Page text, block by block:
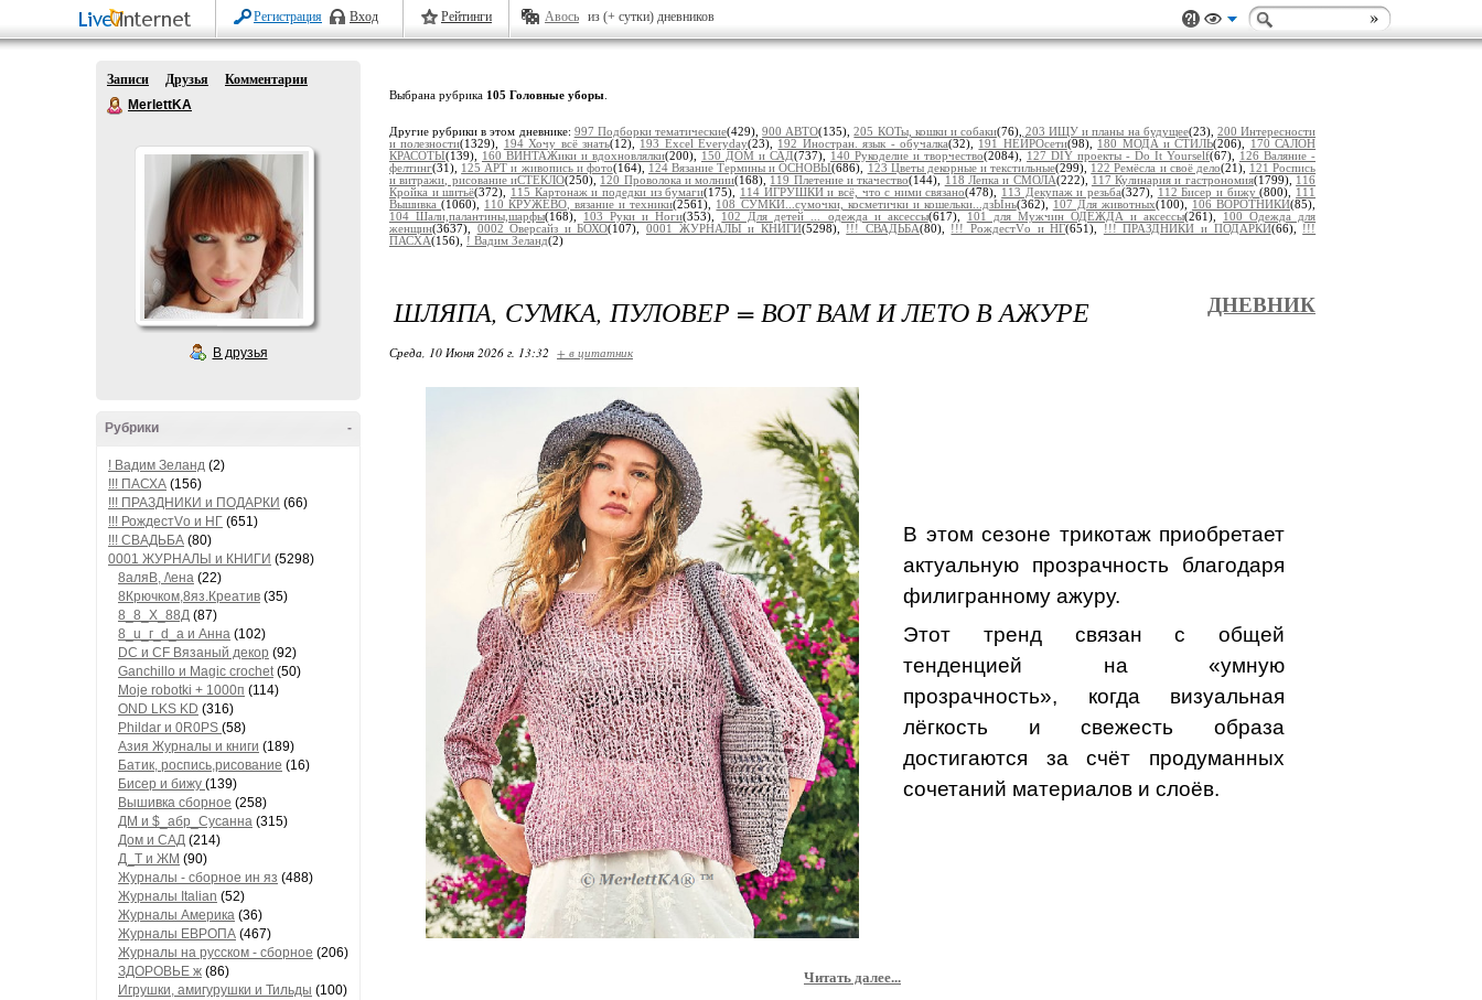
Регистрация Вход Рейтинги Авось из (+ сутки) дневников
Записи Друзья
Комментарии
MerlettKA
В друзья
-
Рубрики
! Вадим Зеланд (2)
!!! ПАСХА (156)
!!! ПРАЗДНИКИ и ПОДАРКИ (66)
!!! РождестVо и НГ (651)
!!! СВАДЬБА (80)
0001 ЖУРНАЛЫ и КНИГИ (5298)
8аляB, /\ена (22)
8Крючком,8яз.Креатив (35)
8_8_Х_88Д (87)
8_u_г_d_a и Анна (102)
DC и CF Вязаный декор (92)
Ganchillo и Magic crochet(50)
Moje robotki + 1000п (114)
OND LKS KD (316)
Phildar и 0R0PS (58)
Азия Журналы и книги (189)
Батик, роспись,рисование (16)
Бисер и бижу (139)
Вышивка сборное (258)
ДМ и $_абр_Сусанна (315)
Дом и САД (214)
Д_Т и ЖМ (90)
Журналы - сборное ин яз (488)
Журналы Italian (52)
Журналы Америка (36)
Журналы ЕВРОПА (467)
Журналы на русском - сборное (206)
ЗДОРОВЬЕ ж (86)
Игрушки, амигурушки и Тильды (100)
Выбрана рубрика 105 Головные уборы
Другие рубрики в этом дневнике: 997 Подборки тематические(429),900 АВТО(135),205 КОТы, кошки и собаки(76),203 ИЩУ и планы на будущее(23), 200 Интересности
и полезности(1329), 194 Хочу всё знать(12), 193 Excel Everyday(23), 192 Иностран. язык - обучалка(32), 191 НЕЙРОсети(98), 180 МОДА и СТИЛЬ(206),
170 САЛОН
КРАСОТЫ(139), 160 ВИНТАЖики и вдохновлялки(200), 150 ДОМ и САД(737), 140 Рукоделие и творчество(2084), 127 DIY проекты - Do It Yourself(67), 126 Валяние -
фелтинг(31), 125 АРТ и живопись и фото(164), 124 Вязание Термины и ОСНОВЫ(686), 123 Цветы декорные и текстильные(299), 122 Ремёсла и своё дело(21), 121 Роспись
и витражи, рисование иСТЕКЛО(250), 120 Проволока и молнии(168), 119 Плетение и ткачество(144), 118 Лепка и СМОЛА(222), 117 Кулинария и гастрономия(1799), 116
Кройка и шитьё(372), 115 Картонаж и подедки из бумаги(175), 114 ИГРУШКИ и всё, что с ними связано(478), 113 Декупаж и резьба(327), 112 Бисер и бижу(800), 111
Вышивка(1060), 110 КРУЖЕВО, вязание и техники(2561), 108 СУМКИ...сумочки, косметички и кошельки...дзЫнь(362), 107 Для животных(100), 106 ВОРОТНИКИ(85),
104 Шали,палантины,шарфы(168), 103 Руки и Ноги(353), 102 Для детей ... одежда и аксессы(617), 101 для Мужчин ОДЕЖДА и аксессы(261), 100 Одежда для
женщин(3637), 0002 Оверсайз и БОХО(107), 0001 ЖУРНАЛЫ и КНИГИ(5298), !!! СВАДЬБА(80), !!! РождестVо и НГ(651), !!! ПРАЗДНИКИ и ПОДАРКИ(66), !!!
ПАСХА(156), ! Вадим Зеланд(2)
ШЛЯПА, СУМКА, ПУЛОВЕР = ВОТ ВАМ И ЛЕТО В АЖУРЕ ДНЕВНИК
Среда, 10 Июня 2026 г. 13:32 + в цитатник
В этом сезоне трикотаж приобретает
актуальную прозрачность благодаря
филигранному ажуру.
Этот тренд связан с общей
тенденцией на «умную
прозрачность», когда визуальная
лёгкость и свежесть образа
достигаются за счёт продуманных
сочетаний материалов и слоёв.
Читать далее...